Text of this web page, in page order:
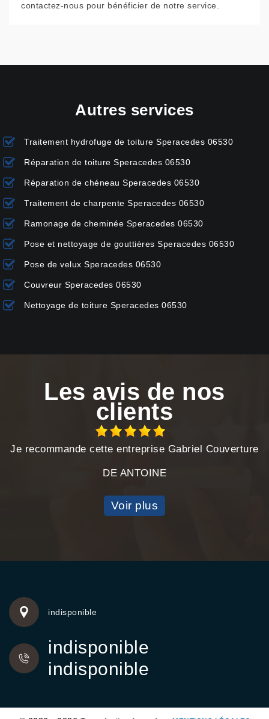
contactez-nous pour bénéficier de notre service.
Autres services
Traitement hydrofuge de toiture Speracedes 06530
Réparation de toiture Speracedes 06530
Réparation de chéneau Speracedes 06530
Traitement de charpente Speracedes 06530
Ramonage de cheminée Speracedes 06530
Pose et nettoyage de gouttières Speracedes 06530
Pose de velux Speracedes 06530
Couvreur Speracedes 06530
Nettoyage de toiture Speracedes 06530
Les avis de nos
clients
Je recommande cette entreprise Gabriel Couverture
DE ANTOINE
Voir plus
indisponible
indisponible
indisponible